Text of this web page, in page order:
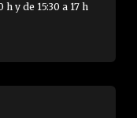
y de 15:30 a 17 h